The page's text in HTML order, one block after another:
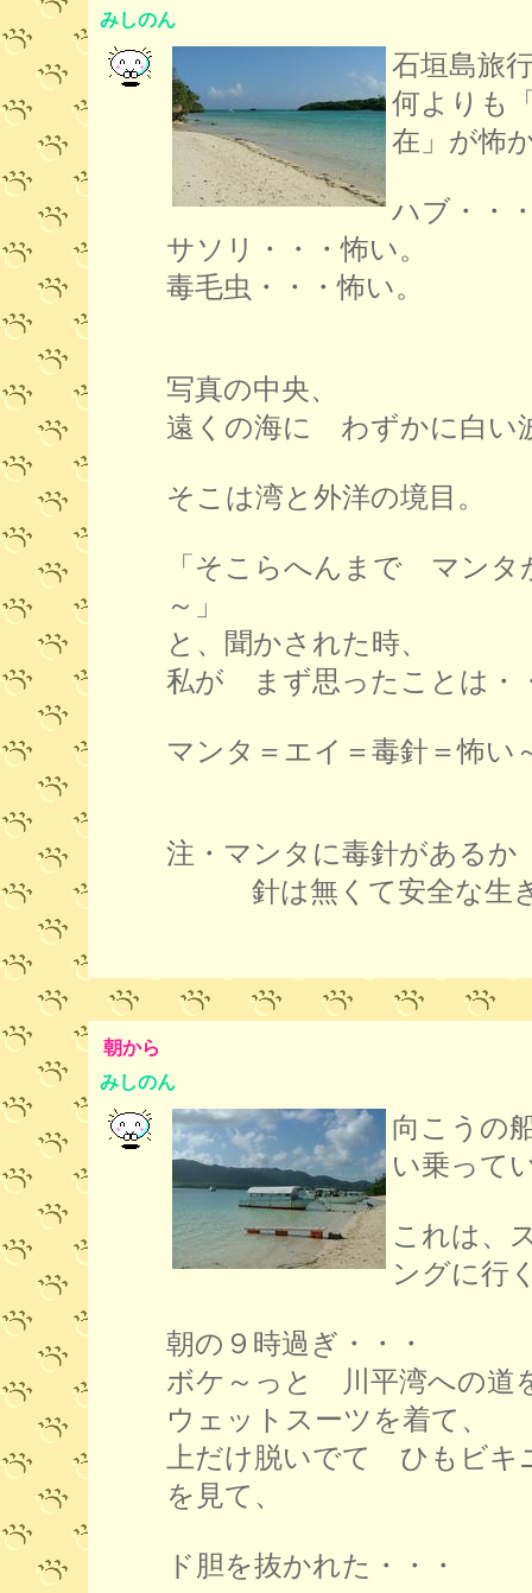
みしのん
石垣島旅
何よりも
在」が怖
ハブ・・
サソリ・・・怖い。
毒毛虫・・・怖い。
写真の中央、
遠くの海に わずかに白い
そこは湾と外洋の境目。
「そこらへんまで マンタ
～」
と、聞かされた時、
私が まず思ったことは・
マンタ＝エイ＝毒針＝怖
注・マンタに毒針がある
針は無くて安全な生き
朝から
みしのん
向こう
い乗って
これは、
ングに行
朝の９時過ぎ・・・
ボケ～っと 川平湾への道
ウェットスーツを着て、
上だけ脱いでて ひもビキ
を見て、
ド胆を抜かれた・・・